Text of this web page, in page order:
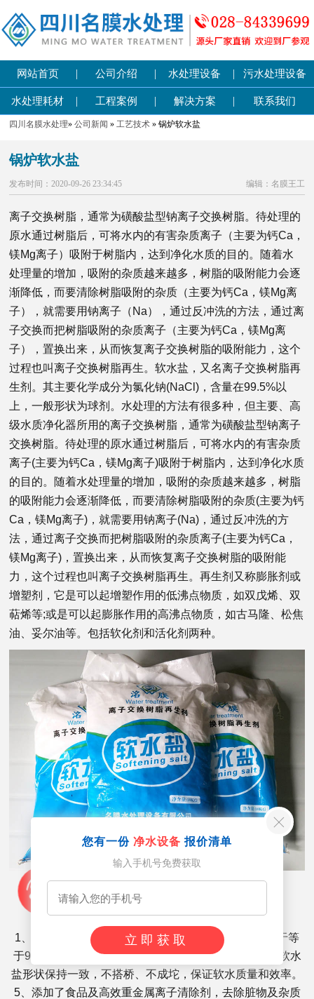
网站首页 | 公司介绍 | 水处理设备 | 污水处理设备
水处理耗材 | 工程案例 | 解决方案 | 联系我们
四川名膜水处理»公司新闻 »工艺技术 » 锅炉软水盐
锅炉软水盐
发布时间：2020-09-26 23:34:45 编辑：名膜王工
离子交换树脂，通常为磺酸盐型钠离子交换树脂。待处理的
原水通过树脂后，可将水内的有害杂质离子（主要为钙Ca，
镁Mg离子）吸附于树脂内，达到净化水质的目的。随着水
处理量的增加，吸附的杂质越来越多，树脂的吸附能力会逐
渐降低，而要清除树脂吸附的杂质（主要为钙Ca，镁Mg离
子），就需要用钠离子（Na），通过反冲洗的方法，通过离
子交换而把树脂吸附的杂质离子（主要为钙Ca，镁Mg离
子），置换出来，从而恢复离子交换树脂的吸附能力，这个
过程也叫离子交换树脂再生。软水盐， 又名离子交换树脂再
生剂。其主要化学成分为氯化钠(NaCl)，含量在99.5%以
上，一般形状为球剂。水处理的方法有很多种，但主要、高
级水质净化器所用的离子交换树脂，通常为磺酸盐型钠离子
交换树脂。待处理的原水通过树脂后，可将水内的有害杂质
离子(主要为钙Ca，镁Mg离子)吸附于树脂内，达到净化水质
的目的。随着水处理量的增加，吸附的杂质越来越多，树脂
的吸附能力会逐渐降低，而要清除树脂吸附的杂质(主要为钙
Ca，镁Mg离子)，就需要用钠离子(Na)，通过反冲洗的方
法，通过离子交换而把树脂吸附的杂质离子(主要为钙Ca，
镁Mg离子)，置换出来，从而恢复离子交换树脂的吸附能
力，这个过程也叫离子交换树脂再生。再生剂又称膨胀剂或
增塑剂，它是可以起增塑作用的低沸点物质，如双戊烯、双
萜烯等;或是可以起膨胀作用的高沸点物质，如古马隆、松焦
油、妥尔油等。包括软化剂和活化剂两种。
1、畅销而又经济的软水盐之一。 2、氯化钠的纯度大于等
于99.1%. 3、使用水系统远离水垢及坚硬物质困扰 4、软水
盐形状保持一致，不搭桥、不成坨，保证软水质量和效率。
5、添加了食品及高效重金属离子清除剂，去除脏物及杂质
您有一份 净水设备 报价清单
输入手机号免费获取
立即获取